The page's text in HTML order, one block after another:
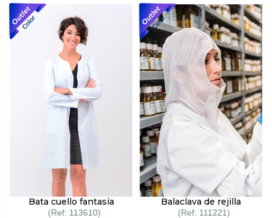
Bata cuello fantasía
113610
Balaclava de rejilla
111221